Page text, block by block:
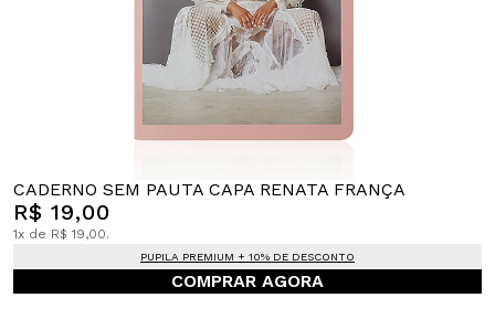
CADERNO SEM PAUTA CAPA RENATA FRANÇA
R$ 19,00
1x de R$ 19,00.
PUPILA PREMIUM + 10% DE DESCONTO
COMPRAR AGORA